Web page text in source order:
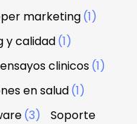
marketing(1)
y calidad(1)
clinicos(1)
en salud(1)
(3)
Soporte